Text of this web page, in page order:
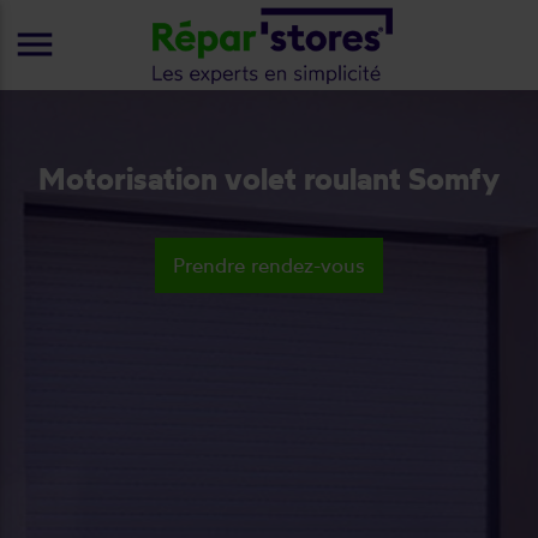
Motorisation volet roulant Somfy
Prendre rendez-vous
menu